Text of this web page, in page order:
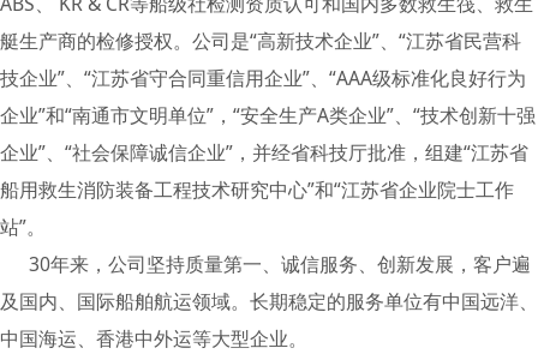
艇生产商的检修授权。公司是“高新技术企业”、“江苏省民营科
技企业”、“江苏省守合同重信用企业”、“AAA级标准化良好行为
企业”和“南通市文明单位”，“安全生产A类企业”、“技术创新十强
企业”、“社会保障诚信企业”，并经省科技厅批准，组建“江苏省
船用救生消防装备工程技术研究中心”和“江苏省企业院士工作
站”。
30年来，公司坚持质量第一、诚信服务、创新发展，客户遍
及国内、国际船舶航运领域。长期稳定的服务单位有中国远洋、
中国海运、香港中外运等大型企业。